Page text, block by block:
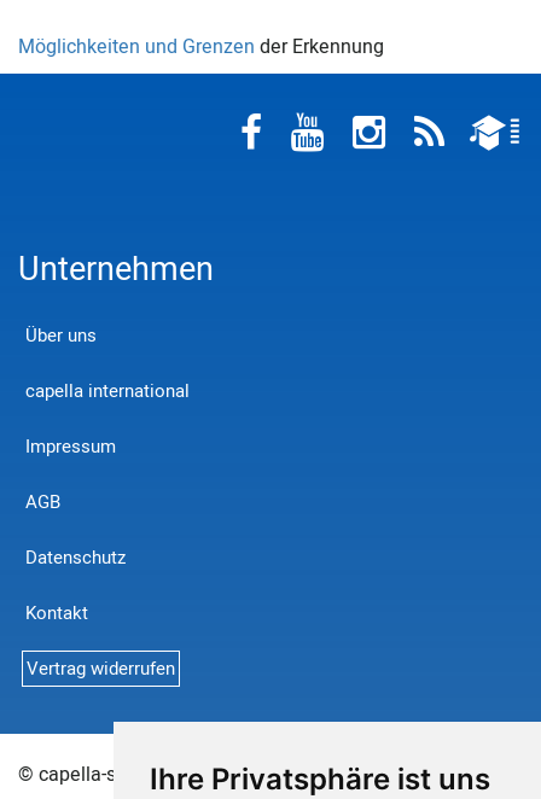
Ihre Privatsphäre ist uns
Möglichkeiten und Grenzen der Erkennung
Unternehmen
Über uns
capella international
Impressum
AGB
Datenschutz
Kontakt
Vertrag widerrufen
© capella-software AG 2026 Sitemap